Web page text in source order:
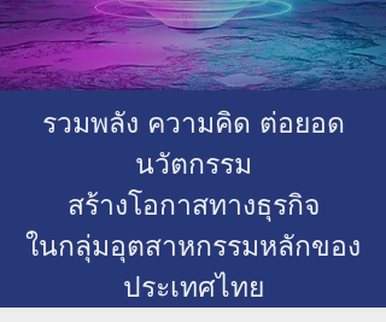
รวมพลัง ความคิด ต่อยอด
นวัตกรรม
สร้างโอกาสทางธุรกิจ
ในกลุ่มอุตสาหกรรมหลักของ
ประเทศไทย